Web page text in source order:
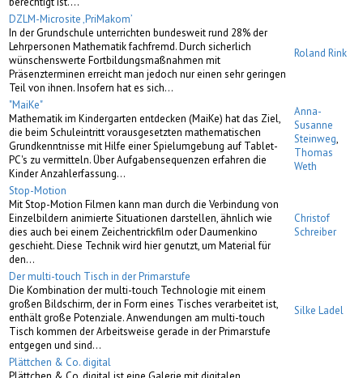
DZLM-Microsite ‚PriMakom’
In der Grundschule unterrichten bundesweit rund 28% der
Lehrpersonen Mathematik fachfremd. Durch sicherlich
wünschenswerte Fortbildungsmaßnahmen mit
Präsenzterminen erreicht man jedoch nur einen sehr geringen
Teil von ihnen. Insofern hat es sich…
Roland Rink
"MaiKe"
Mathematik im Kindergarten entdecken (MaiKe) hat das Ziel,
die beim Schuleintritt vorausgesetzten mathematischen
Grundkenntnisse mit Hilfe einer Spielumgebung auf Tablet-
PC's zu vermitteln. Über Aufgabensequenzen erfahren die
Kinder Anzahlerfassung…
Anna-
Susanne
Steinweg,
Thomas
Weth
Stop-Motion
Mit Stop-Motion Filmen kann man durch die Verbindung von
Einzelbildern animierte Situationen darstellen, ähnlich wie
dies auch bei einem Zeichentrickfilm oder Daumenkino
geschieht. Diese Technik wird hier genutzt, um Material für
den…
Christof
Schreiber
Der multi-touch Tisch in der Primarstufe
Die Kombination der multi-touch Technologie mit einem
großen Bildschirm, der in Form eines Tisches verarbeitet ist,
enthält große Potenziale. Anwendungen am multi-touch
Tisch kommen der Arbeitsweise gerade in der Primarstufe
entgegen und sind…
Silke Ladel
Plättchen & Co. digital